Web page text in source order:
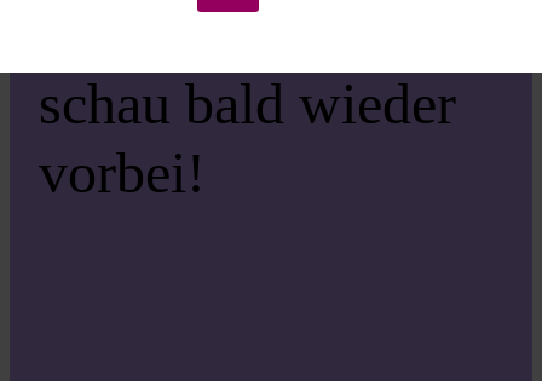
schau bald wieder
vorbei!